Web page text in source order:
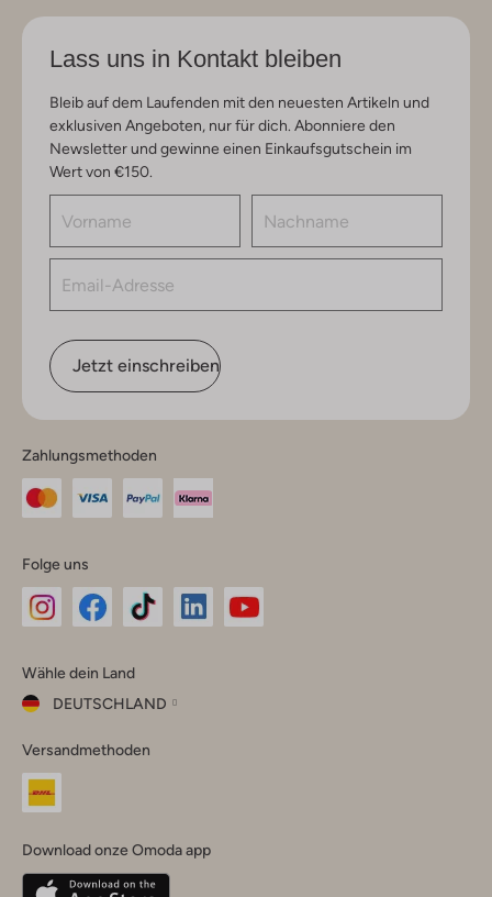
Lass uns in Kontakt bleiben
Bleib auf dem Laufenden mit den neuesten Artikeln und
exklusiven Angeboten, nur für dich. Abonniere den
Newsletter und gewinne einen Einkaufsgutschein im
Wert von €150.
Jetzt einschreiben
Zahlungsmethoden
Folge uns
Instagram
Facebook
TikTok
Wähle dein Land
DEUTSCHLAND
dein
Land
Belgique(Français)
Versandmethoden
Download onze Omoda app